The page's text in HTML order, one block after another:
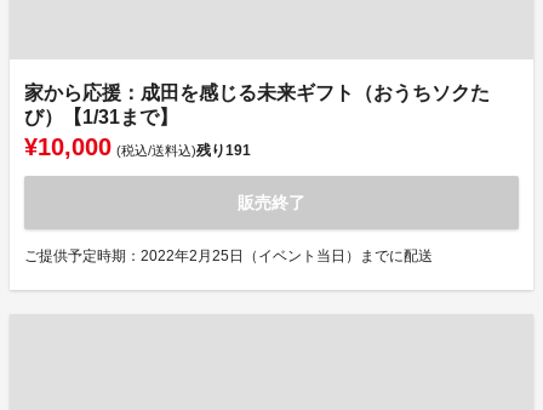
家から応援：成田を感じる未来ギフト（おうちソクた
び）【1/31まで】
¥10,000 (税込/送料込)残り191
販売終了
ご提供予定時期：2022年2月25日（イベント当日）までに配送